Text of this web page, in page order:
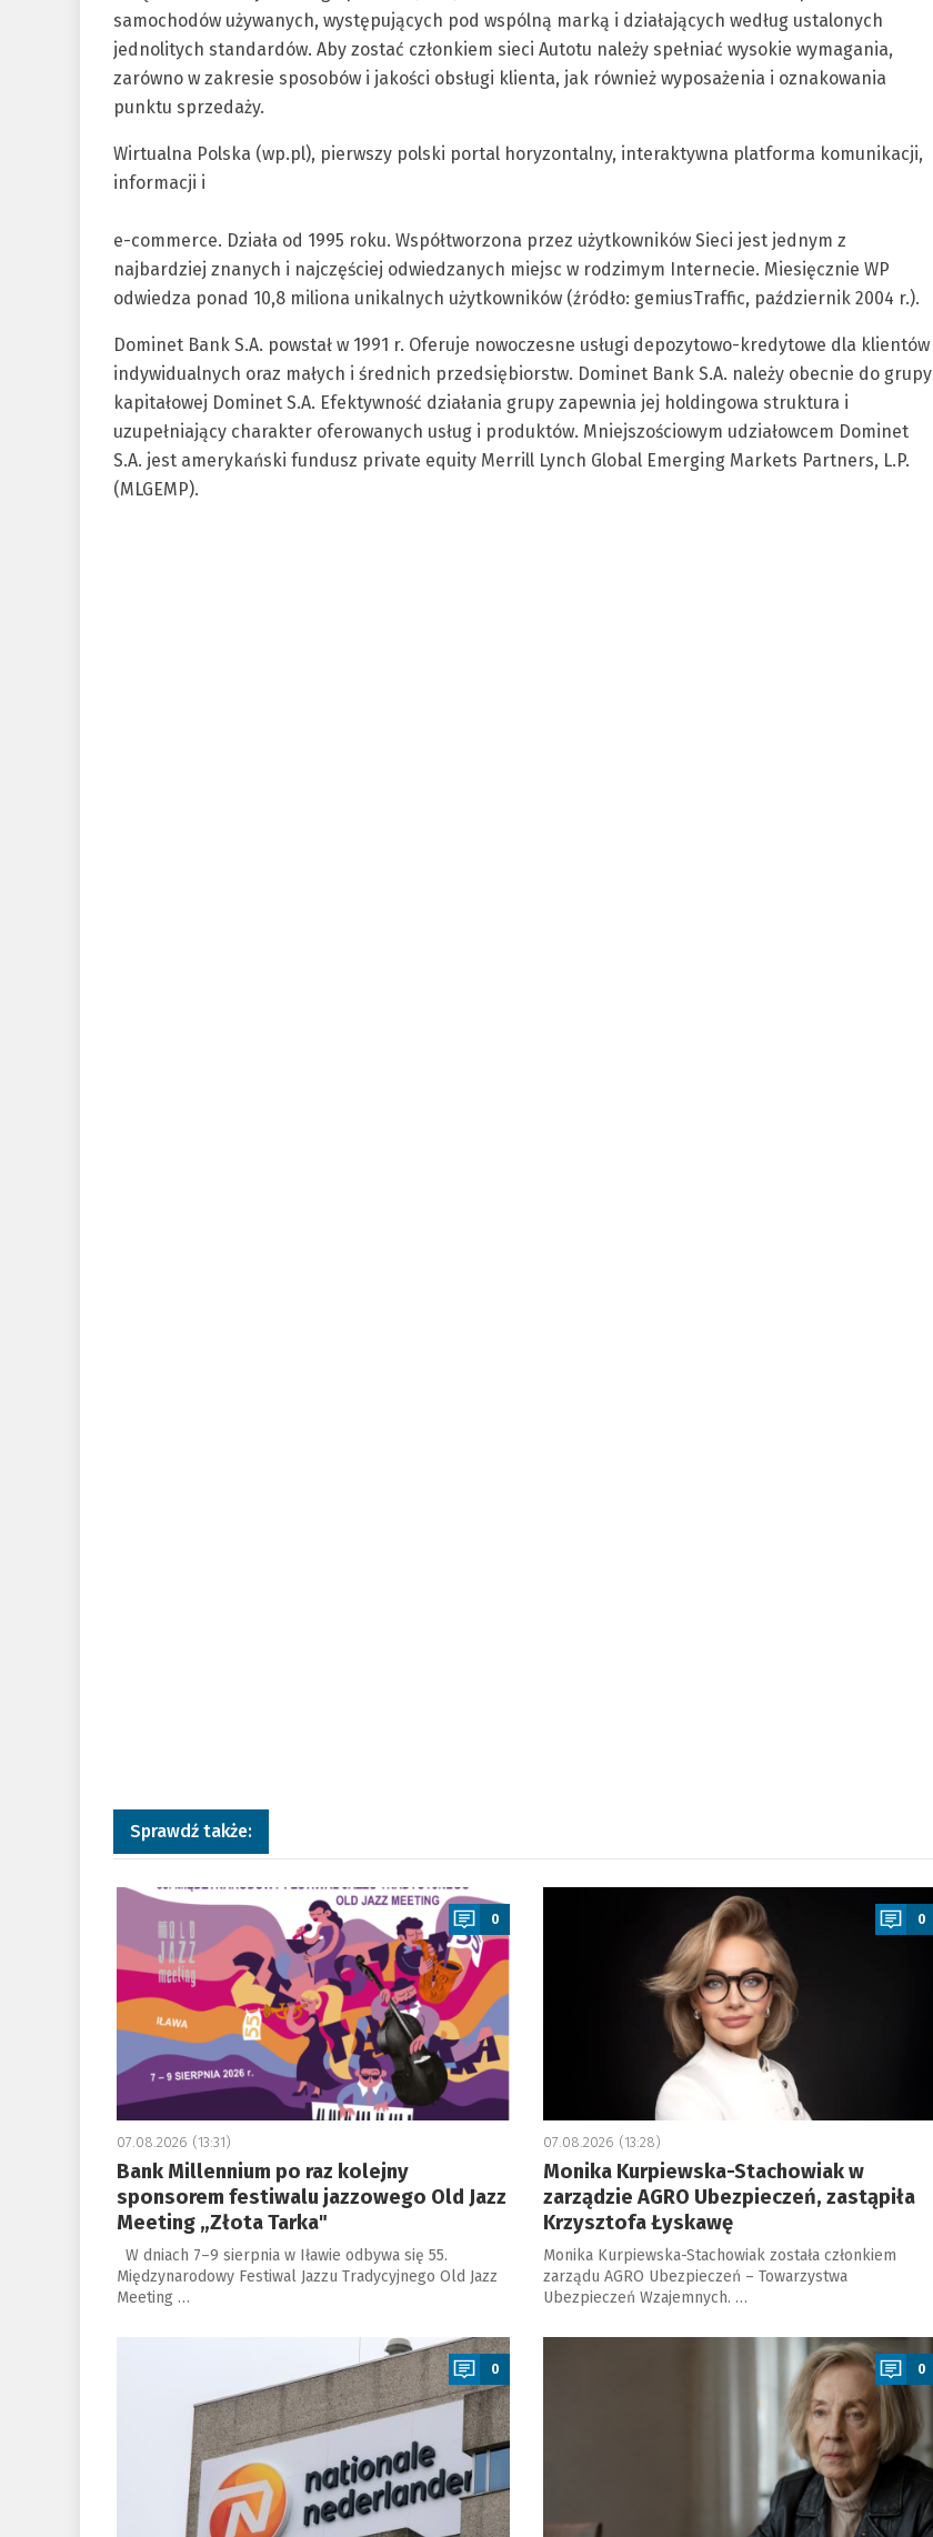
samochodów używanych, występujących pod wspólną marką i działających według ustalonych
jednolitych standardów. Aby zostać członkiem sieci Autotu należy spełniać wysokie wymagania,
zarówno w zakresie sposobów i jakości obsługi klienta, jak również wyposażenia i oznakowania
punktu sprzedaży.
Wirtualna Polska (wp.pl), pierwszy polski portal horyzontalny, interaktywna platforma komunikacji,
informacji i
e-commerce. Działa od 1995 roku. Współtworzona przez użytkowników Sieci jest jednym z
najbardziej znanych i najczęściej odwiedzanych miejsc w rodzimym Internecie. Miesięcznie WP
odwiedza ponad 10,8 miliona unikalnych użytkowników (źródło: gemiusTraffic, październik 2004 r.).
Dominet Bank S.A. powstał w 1991 r. Oferuje nowoczesne usługi depozytowo-kredytowe dla klientów
indywidualnych oraz małych i średnich przedsiębiorstw. Dominet Bank S.A. należy obecnie do grupy
kapitałowej Dominet S.A. Efektywność działania grupy zapewnia jej holdingowa struktura i
uzupełniający charakter oferowanych usług i produktów. Mniejszościowym udziałowcem Dominet
S.A. jest amerykański fundusz private equity Merrill Lynch Global Emerging Markets Partners, L.P.
(MLGEMP).
Sprawdź także:
a
0
07.08.2026 (13:31)
Bank Millennium po raz kolejny
sponsorem festiwalu jazzowego Old Jazz
Meeting „Złota Tarka"
W dniach 7–9 sierpnia w Iławie odbywa się 55.
Międzynarodowy Festiwal Jazzu Tradycyjnego Old Jazz
Meeting …
a
0
07.08.2026 (13:28)
Monika Kurpiewska-Stachowiak w
zarządzie AGRO Ubezpieczeń, zastąpiła
Krzysztofa Łyskawę
Monika Kurpiewska-Stachowiak została członkiem
zarządu AGRO Ubezpieczeń – Towarzystwa
Ubezpieczeń Wzajemnych. …
0
a
0